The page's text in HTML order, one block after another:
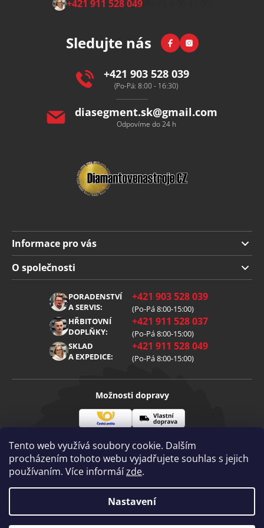
Tento web využívá soubory cookie. Dalším
procházením tohoto webu vyjadřujete souhlas s jejich
používaním. Více informáízde.
Nastavení
+421 911 528 049(Po-Pá 8:00-15:00)
Sledujte nás FacebookInstagram
+421 903 528 039
(Po-Pá: 8:00 - 16:30)
diasegment.sk@gmail.com
Odpovíme do 24 h
Informace pro vás
Doprava a platba
Obchodní podmínky
Reklamace
Zpracování osobních údajů
O společnosti
PORADENSTVÍ
A SERVIS:
+421 903 528 039
(Po-Pá 8:00-15:00)
HŘBITOVNÍ
DOPLŇKY:
+421 911 528 037
(Po-Pá 8:00-15:00)
SKLAD
A EXPEDICE:
+421 911 528 049
(Po-Pá 8:00-15:00)
Možnosti dopravy
pošta
doprava
Visa Mastercard
Copyright 2026
Diamantovenastroje.cz. Všechna práva